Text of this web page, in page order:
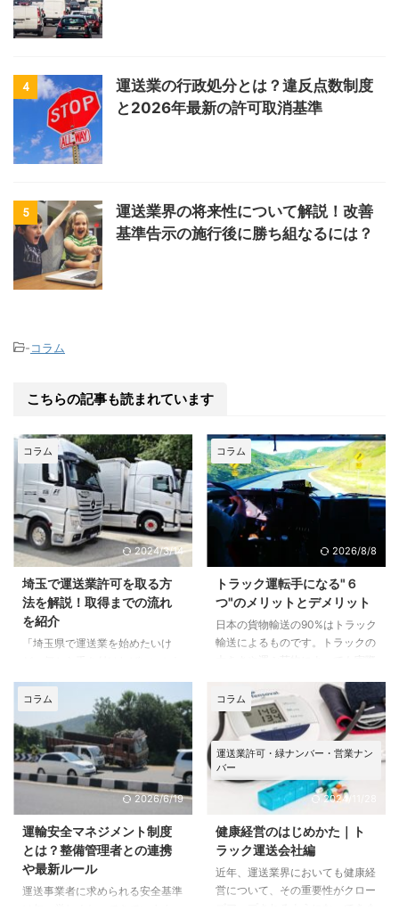
4
運送業の行政処分とは？違反点数制度
と2026年最新の許可取消基準
5
運送業界の将来性について解説！改善
基準告示の施行後に勝ち組なるには？
-コラム
こちらの記事も読まれています
コラム
2024/3/14
埼玉で運送業許可を取る方
法を解説！取得までの流れ
を紹介
「埼玉県で運送業を始めたいけ
からない」 「許可申請はどのよ
うに進めたらいいの？」 と疑問
に思っている方のために、本記事
では埼玉県で運送業許可を取る方
法を一から解説します。 許可取
得までの流れや必要書類について
も詳しく解説していくので、これ
から運送業を始めたいと考えてい
る方は、ぜひ参考にしてくださ
い。 トラック運送業を始めるに
は一般貨物自動車運送事業の許可
を取る トラック運送業をはじめ
るには、国土交通大臣または地方
コラム
2026/8/8
トラック運転手になる"６
つ"のメリットとデメリット
日本の貨物輸送の90%はトラック
輸送によるものです。トラックの
クを運転するとことと積載した荷
物を運ぶことが主な仕事だという
ことは共通しています。 トラッ
ク運転手として仕事をする上でど
んなメリットがあるのか、トラッ
ク運転手に興味がある人や転職を
考えている人は、あらかじめ知っ
トラック運転手になるメリットと
デメリットを詳しくご紹介します
ので、参考にしてみてください。
まずはトラック運転手になるメリ
コラム
2026/6/19
運輸安全マネジメント制度
とは？整備管理者との連携
や最新ルール
運送事業者に求められる安全基準
コラム
運送業許可・緑ナンバー・営業ナン
バー
2024/11/28
健康経営のはじめかた｜ト
ラック運送会社編
近年、運送業界においても健康経
営について、その重要性がクロー